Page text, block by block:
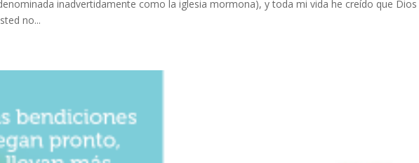
inadvertidamente como la iglesia mormona), y toda mi vida he creído que Dios
no...